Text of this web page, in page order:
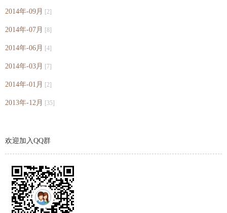
2014年-09月 [2]
2014年-07月 [8]
2014年-06月 [4]
2014年-03月 [7]
2014年-01月 [2]
2013年-12月 [35]
欢迎加入QQ群